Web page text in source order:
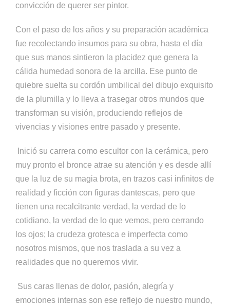
convicción de querer ser pintor.
Con el paso de los años y su preparación académica
fue recolectando insumos para su obra, hasta el día
que sus manos sintieron la placidez que genera la
cálida humedad sonora de la arcilla. Ese punto de
quiebre suelta su cordón umbilical del dibujo exquisito
de la plumilla y lo lleva a trasegar otros mundos que
transforman su visión, produciendo reflejos de
vivencias y visiones entre pasado y presente.
Inició su carrera como escultor con la cerámica, pero
muy pronto el bronce atrae su atención y es desde allí
que la luz de su magia brota, en trazos casi infinitos de
realidad y ficción con figuras dantescas, pero que
tienen una recalcitrante verdad, la verdad de lo
cotidiano, la verdad de lo que vemos, pero cerrando
los ojos; la crudeza grotesca e imperfecta como
nosotros mismos, que nos traslada a su vez a
realidades que no queremos vivir.
Sus caras llenas de dolor, pasión, alegría y
emociones internas son ese reflejo de nuestro mundo,